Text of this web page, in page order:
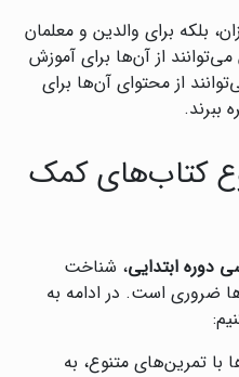
بلکه برای والدین و معلمان
می‌توانند از آن‌ها برای آموزش
از محتوای آن‌ها برای
ببرند.
کتاب‌های کمک
دوره ابتدایی، شناخت
ضروری است. در ادامه به
با تمرین‌های متنوع، به